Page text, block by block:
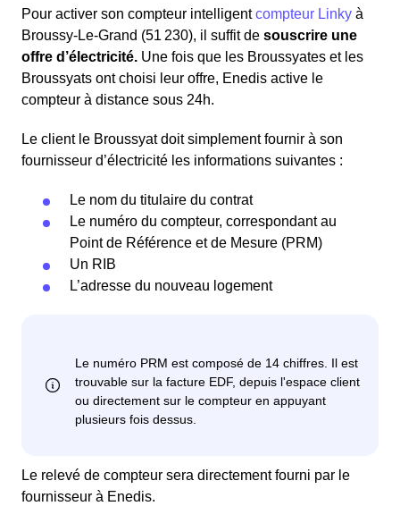
Pour activer son compteur intelligentcompteur Linky à
Broussy-Le-Grand (51 230), il suffit de souscrire une
offre d’électricité. Une fois que les Broussyates et les
Broussyats ont choisi leur offre, Enedis active le
compteur à distance sous 24h.
Le client le Broussyat doit simplement fournir à son
fournisseur d’électricité les informations suivantes :
Le nom du titulaire du contrat
Le numéro du compteur, correspondant au
Point de Référence et de Mesure (PRM)
Un RIB
L’adresse du nouveau logement
Le relevé de compteur sera directement fourni par le
fournisseur à Enedis.